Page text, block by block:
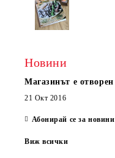
Новини
Магазинът е отворен
21 Окт 2016
Абонирай се за новини
Виж всички